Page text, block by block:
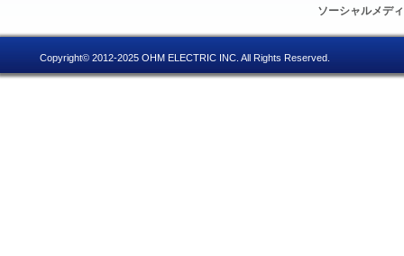
ソーシャルメデ
Copyright© 2012-2025 OHM ELECTRIC INC. All Rights Reserved.